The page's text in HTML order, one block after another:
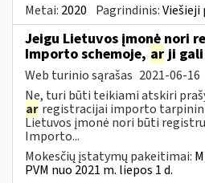
Metai: 2020 Pagrindinis:
Jeigu Lietuvos įmonė nori
Importo schemoje, arji
Web turinio sąrašas 2021-06-16
Ne, turi būti teikiami atskiri
ar registracijai importo
Lietuvos įmonė nori būti
Importo...
Mokesčių įstatymų pakeitimai:
PVM nuo 2021 m. liepos 1 d.